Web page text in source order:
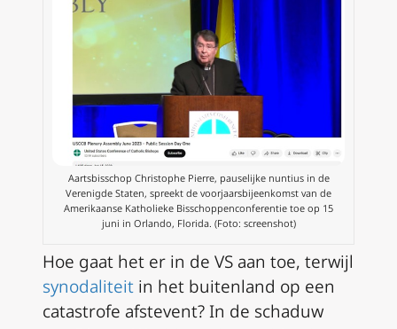
Aartsbisschop Christophe Pierre, pauselijke nuntius in de
Verenigde Staten, spreekt de voorjaarsbijeenkomst van de
Amerikaanse Katholieke Bisschoppenconferentie toe op 15
juni in Orlando, Florida. (Foto: screenshot)
Hoe gaat het er in de VS aan toe, terwijl
synodaliteit in het buitenland op een
catastrofe afstevent? In de schaduw